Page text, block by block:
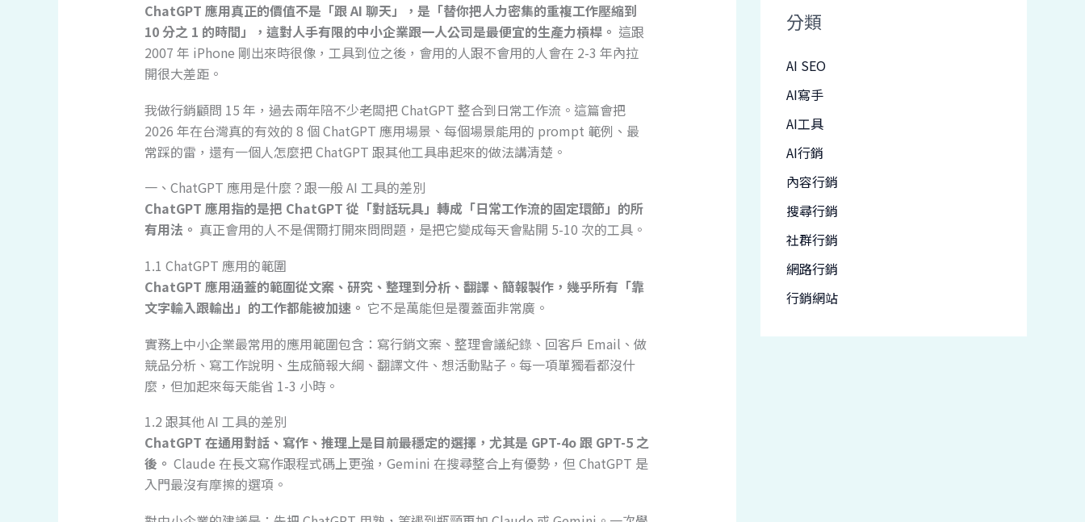
ChatGPT 應用真正的價值不是「跟 AI 聊天」，是「替你把人力密集的重複工作壓縮到
10 分之 1 的時間」，這對人手有限的中小企業跟一人公司是最便宜的生產力槓桿。 這跟
2007 年 iPhone 剛出來時很像，工具到位之後，會用的人跟不會用的人會在 2-3 年內拉
開很大差距。
我做行銷顧問 15 年，過去兩年陪不少老闆把 ChatGPT 整合到日常工作流。這篇會把
2026 年在台灣真的有效的 8 個 ChatGPT 應用場景、每個場景能用的 prompt 範例、最
常踩的雷，還有一個人怎麼把 ChatGPT 跟其他工具串起來的做法講清楚。
一、ChatGPT 應用是什麼？跟一般 AI 工具的差別
ChatGPT 應用指的是把 ChatGPT 從「對話玩具」轉成「日常工作流的固定環節」的所
有用法。 真正會用的人不是偶爾打開來問問題，是把它變成每天會點開 5-10 次的工具。
1.1 ChatGPT 應用的範圍
ChatGPT 應用涵蓋的範圍從文案、研究、整理到分析、翻譯、簡報製作，幾乎所有「靠
文字輸入跟輸出」的工作都能被加速。 它不是萬能但是覆蓋面非常廣。
實務上中小企業最常用的應用範圍包含：寫行銷文案、整理會議紀錄、回客戶 Email、做
競品分析、寫工作說明、生成簡報大綱、翻譯文件、想活動點子。每一項單獨看都沒什
麼，但加起來每天能省 1-3 小時。
1.2 跟其他 AI 工具的差別
ChatGPT 在通用對話、寫作、推理上是目前最穩定的選擇，尤其是 GPT-4o 跟 GPT-5 之
後。 Claude 在長文寫作跟程式碼上更強，Gemini 在搜尋整合上有優勢，但 ChatGPT 是
入門最沒有摩擦的選項。
分類
AI SEO
AI寫手
AI工具
AI行銷
內容行銷
搜尋行銷
社群行銷
網路行銷
行銷網站